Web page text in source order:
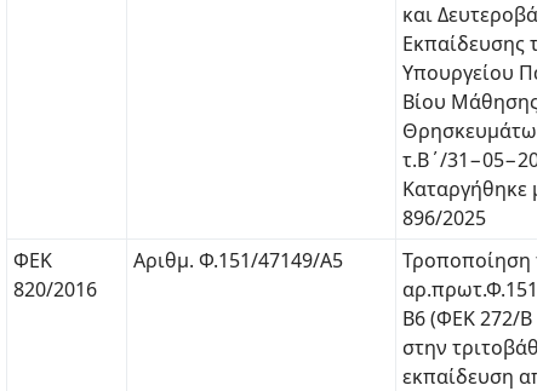
και
Εκπαίδευσης
Υπουργείου
Βίου Μάθησης
τ.Β΄/
Καταργήθηκε
896/2025
ΦΕΚ
820/2016
Αριθμ. Φ.151/47149/Α5
Τροποποίηση
Β6 (ΦΕΚ 272/
στην
εκπαίδευση